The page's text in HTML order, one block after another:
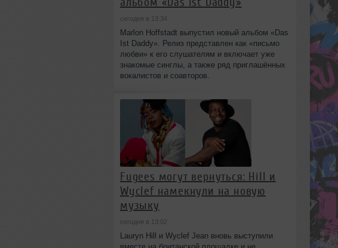
сегодня в 13:34
Marlon Hoffstadt выпустил новый альбом «Das
Ist Daddy». Релиз представлен как «письмо
любви» к его слушателям и включает уже
знакомые синглы, а также ряд приглашённых
вокалистов и соавторов.
Fugees могут вернуться: Hill и
Wyclef намекнули на новую
музыку
сегодня в 13:02
Lauryn Hill и Wyclef Jean вновь выступили